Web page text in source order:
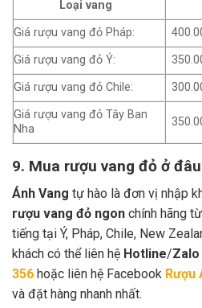
Loại vang
Giá rượu vang đỏ Pháp:
Giá rượu vang đỏ Ý:
Giá rượu vang đỏ Chile:
Giá rượu vang đỏ Tây Ban
Nha
9. Mua rượu vang đỏ ở
Ánh Vang tự hào là đơn vị nhập
rượu vang đỏ ngon chính hãng
tiếng tại Ý, Pháp, Chile, New
khách có thể liên hệ Hotline/Zalo
356 hoặc liên hệ Facebook Rượu
và đặt hàng nhanh nhất.